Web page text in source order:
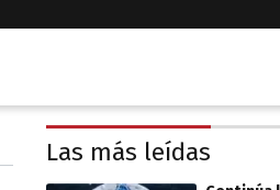
Las más leídas